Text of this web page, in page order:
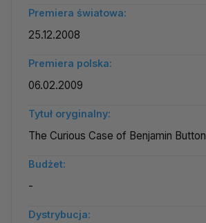
Premiera światowa:
25.12.2008
Premiera polska:
06.02.2009
Tytuł oryginalny:
The Curious Case of Benjamin Button
Budżet:
-
Dystrybucja: